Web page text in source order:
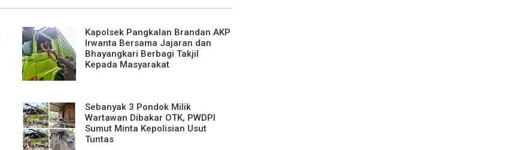
Kapolsek Pangkalan Brandan AKP
Irwanta Bersama Jajaran dan
Bhayangkari Berbagi Takjil
Kepada Masyarakat
Sebanyak 3 Pondok Milik
Wartawan Dibakar OTK, PWDPI
Sumut Minta Kepolisian Usut
Tuntas